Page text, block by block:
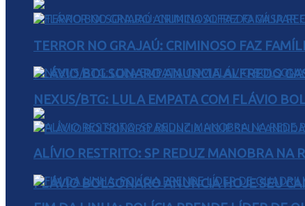
FLÁVIO BOLSONARO ANUNCIA ALFREDO
FLÁVIO BOLSONARO ANUNCIA HOJE SEU
TERROR NO GRAJAÚ: CRIMINOSO FAZ
NEXUS/BTG: LULA EMPATA COM FLÁVIO
ALÍVIO RESTRITO: SP REDUZ MANOBRA NA